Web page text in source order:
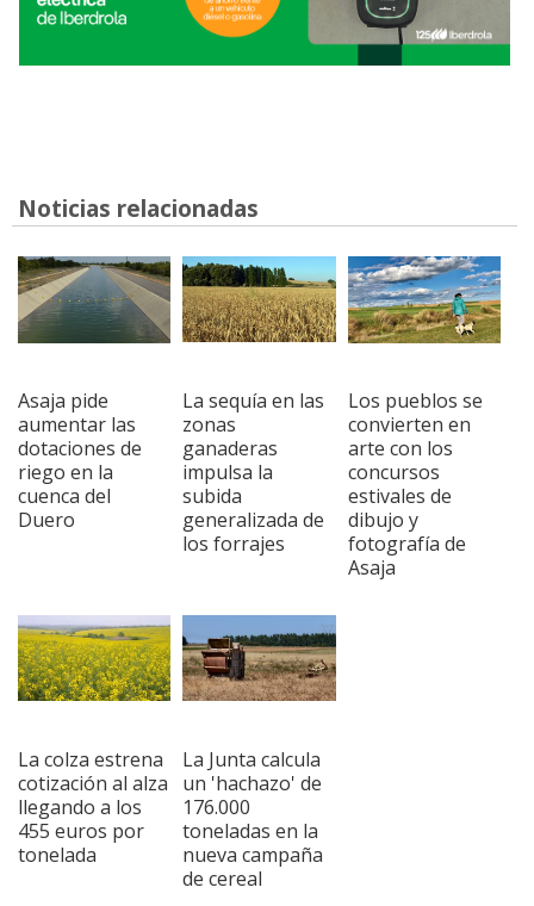
Noticias relacionadas
Asaja pide
aumentar las
dotaciones de
riego en la
cuenca del
Duero
La sequía en las
zonas
ganaderas
impulsa la
subida
generalizada de
los forrajes
Los pueblos se
convierten en
arte con los
concursos
estivales de
dibujo y
fotografía de
Asaja
La colza estrena
cotización al alza
llegando a los
455 euros por
tonelada
La Junta calcula
un 'hachazo' de
176.000
toneladas en la
nueva campaña
de cereal